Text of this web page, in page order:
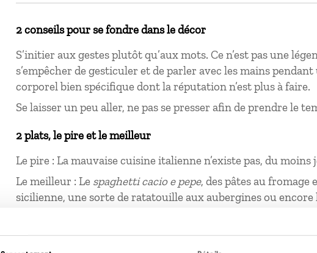
2 conseils pour se fondre dans le décor
S’initier aux gestes plutôt qu’aux mots. Ce n’est pas une
s’empêcher de gesticuler et de parler avec les mains
corporel bien spécifique dont la réputation n’est plus à faire.
Se laisser un peu aller, ne pas se presser afin de prendre le
2 plats, le pire et le meilleur
Le pire : La mauvaise cuisine italienne n’existe pas, du moins
Le meilleur : Le spaghetti cacio e pepe, des pâtes au fromage
sicilienne, une sorte de ratatouille aux aubergines ou encore